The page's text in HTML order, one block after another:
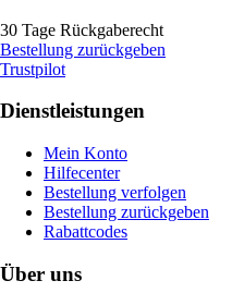
30 Tage Rückgaberecht
Bestellung zurückgeben
Trustpilot
Dienstleistungen
Mein Konto
Hilfecenter
Bestellung verfolgen
Bestellung zurückgeben
Rabattcodes
Über uns